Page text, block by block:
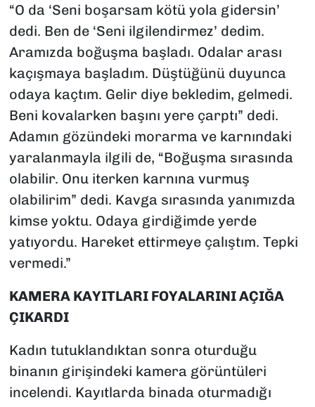
“O da ‘Seni boşarsam kötü yola gidersin’
dedi. Ben de ‘Seni ilgilendirmez’ dedim.
Aramızda boğuşma başladı. Odalar arası
kaçışmaya başladım. Düştüğünü duyunca
odaya kaçtım. Gelir diye bekledim, gelmedi.
Beni kovalarken başını yere çarptı” dedi.
Adamın gözündeki morarma ve karnındaki
yaralanmayla ilgili de, “Boğuşma sırasında
olabilir. Onu iterken karnına vurmuş
olabilirim” dedi. Kavga sırasında yanımızda
kimse yoktu. Odaya girdiğimde yerde
yatıyordu. Hareket ettirmeye çalıştım. Tepki
vermedi.”
KAMERA KAYITLARI FOYALARINI AÇIĞA
ÇIKARDI
Kadın tutuklandıktan sonra oturduğu
binanın girişindeki kamera görüntüleri
incelendi. Kayıtlarda binada oturmadığı